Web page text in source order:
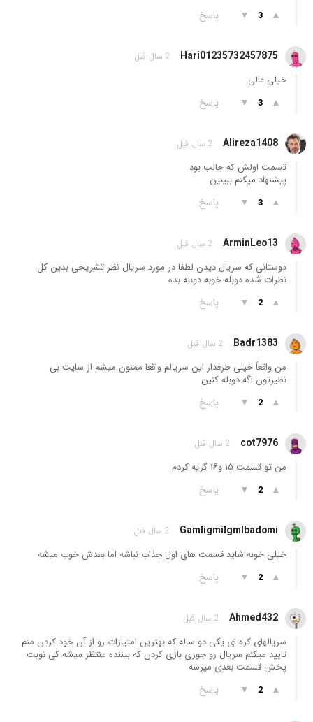
▲
3
▼ پاسخ
Hari01235732457875 2 سال قبل
خیلی عالی
▲
3
▼ پاسخ
Alireza1408 2 سال قبل
قسمت اولش که جالب بود
پیشنهاد میکنم ببینین
▲
3
▼ پاسخ
ArminLeo13 2 سال قبل
دوستانی که سریال دیدن لطفا در مورد سریال نظر تشریحی بدین کل
نظرات شده دوبله خوبه دوبله بده
▲
2
▼ پاسخ
Badr1383 2 سال قبل
من واقعاً خیلی طرفدار این سریالم واقعا ممنون میشم از سایت بی
نظیرتون اگه دوبله کنین
▲
2
▼ پاسخ
cot7976 2 سال قبل
من تو قسمت ۱۵ و۱۶ گریه کردم
▲
2
▼ پاسخ
Gamligmilgmlbadomi 2 سال قبل
خیلی خوبه شاید قسمت های اول جذاب نباشه اما بعدش خوب میشه
▲
2
▼ پاسخ
Ahmed432 2 سال قبل
سریالهای کره ای یکی دو ساله که بهترین امتیازات رو از آن خود کردن منم
تایید میکنم سریال رو جوری بازی کردن که بیننده منتظر میشه کی نوبت
پخش قسمت بعدی میرسه
▲
2
▼ پاسخ